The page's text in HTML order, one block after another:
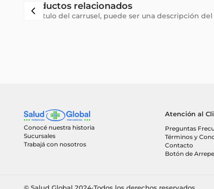
Productos relacionados
Subtítulo del carrusel, puede ser una descripción del
Conocé nuestra historia
Sucursales
Trabajá con nosotros
Atención al
Preguntas
Términos y
Contacto
Botón de